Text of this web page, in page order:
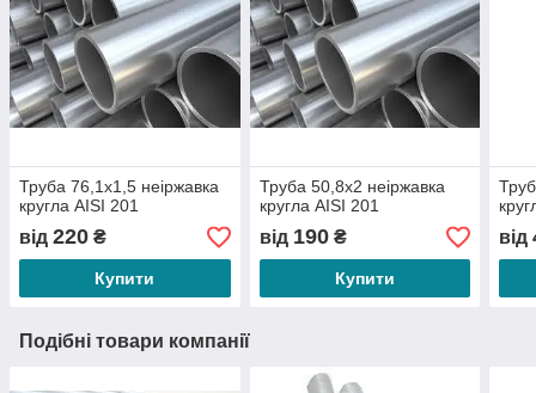
Труба 76,1х1,5 неіржавка
кругла АІSI 201
від 220 ₴
Купити
Труба 50,8х2 неіржавка
кругла АІSI 201
від 190₴
Купити
від
Подібні товари компанії